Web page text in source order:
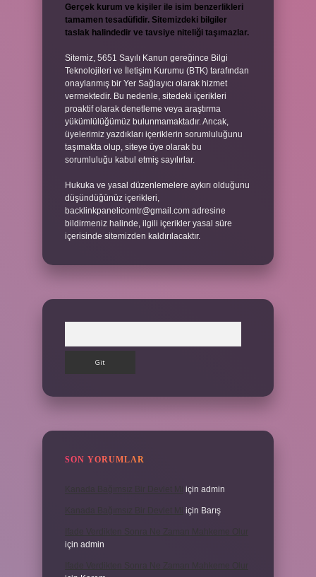
Gerçek kurum ve kişiler ile isim benzerlikleri
tamamen tesadüfidir. Sitemizdeki bilgiler
taslak halindedir ve tavsiye niteliği taşımazlar.
Sitemiz, 5651 Sayılı Kanun gereğince Bilgi
Teknolojileri ve İletişim Kurumu (BTK) tarafından
onaylanmış bir Yer Sağlayıcı olarak hizmet
vermektedir. Bu nedenle, sitedeki içerikleri
proaktif olarak denetleme veya araştırma
yükümlülüğümüz bulunmamaktadır. Ancak,
üyelerimiz yazdıkları içeriklerin sorumluluğunu
taşımakta olup, siteye üye olarak bu
sorumluluğu kabul etmiş sayılırlar.
Hukuka ve yasal düzenlemelere aykırı olduğunu
düşündüğünüz içerikleri,
backlinkpanelicomtr@gmail.com adresine
bildirmeniz halinde, ilgili içerikler yasal süre
içerisinde sitemizden kaldırılacaktır.
SON YORUMLAR
için admin
için Barış
için admin